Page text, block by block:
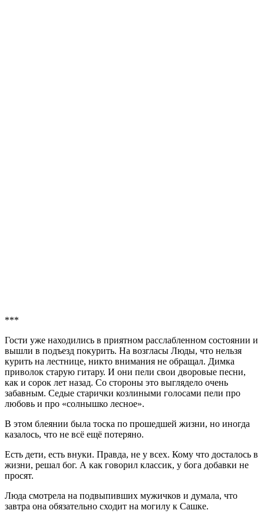
***
Гости уже находились в приятном расслабленном состоянии и
вышли в подъезд покурить. На возгласы Люды, что нельзя
курить на лестнице, никто внимания не обращал. Димка
приволок старую гитару. И они пели свои дворовые песни,
как и сорок лет назад. Со стороны это выглядело очень
забавным. Седые старички козлиными голосами пели про
любовь и про «солнышко лесное».
В этом блеянии была тоска по прошедшей жизни, но иногда
казалось, что не всё ещё потеряно.
Есть дети, есть внуки. Правда, не у всех. Кому что досталось в
жизни, решал бог. А как говорил классик, у бога добавки не
просят.
Люда смотрела на подвыпивших мужичков и думала, что
завтра она обязательно сходит на могилу к Сашке.